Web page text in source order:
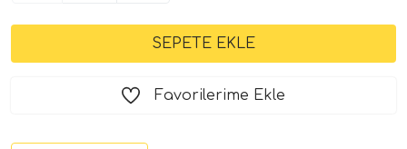
Favorilerime Ekle